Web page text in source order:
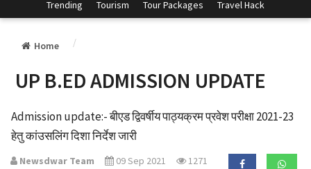
g
e
a
i
g
Trending Tourism Tour Packages Travel Hack
Home
UP B.ED ADMISSION UPDATE
Admission update:- बीएड द्विवर्षीय पाठ्यक्रम प्रवेश परीक्षा 2021-23
हेतु कांउसलिंग दिशा निर्देश जारी
Newsdwar Team 09 Sep 2021 1271